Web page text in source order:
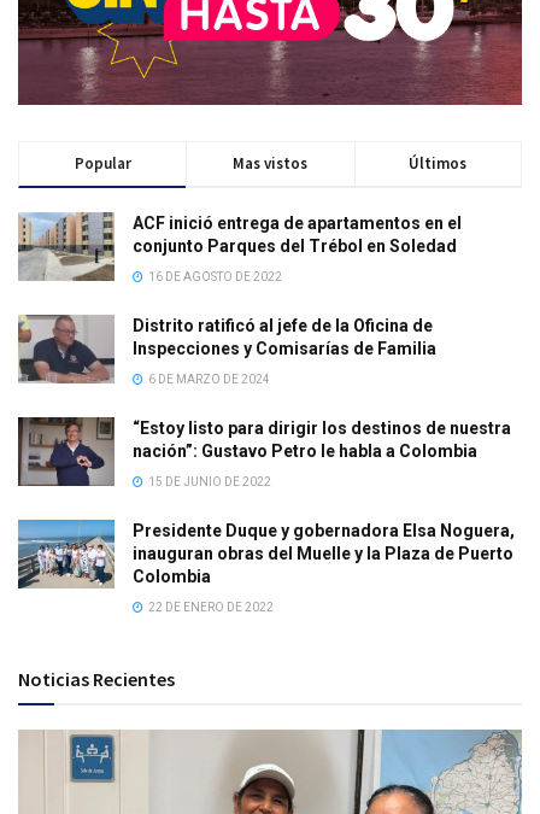
Popular Mas vistos Últimos
ACF inició entrega de apartamentos en el
conjunto Parques del Trébol en Soledad
16 DE AGOSTO DE 2022
Distrito ratificó al jefe de la Oficina de
Inspecciones y Comisarías de Familia
6 DE MARZO DE 2024
“Estoy listo para dirigir los destinos de nuestra
nación”: Gustavo Petro le habla a Colombia
15 DE JUNIO DE 2022
Presidente Duque y gobernadora Elsa Noguera,
inauguran obras del Muelle y la Plaza de Puerto
Colombia
22 DE ENERO DE 2022
Noticias Recientes